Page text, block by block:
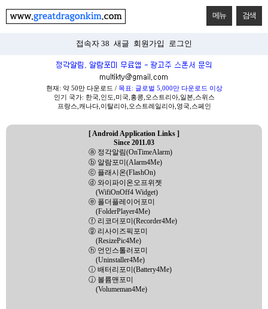
메뉴 검색
접속자 38 새글 회원가입 로그인
현재: 약 50만 다운로드 / 목표: 글로벌 5,000만 다운로드 이상
인기 국가: 한국,인도,미국,홍콩,오스트리아,일본,스위스
프랑스,캐나다,이탈리아,오스트레일리아,영국,스페인
[ Android Application Links ]
Since 2011.03
ⓐ 정각알림(OnTimeAlarm)
ⓑ 알람포미(Alarm4Me)
ⓒ 플래시온(FlashOn)
ⓓ 와이파이온오프위젯
(WifiOnOff4 Widget)
ⓔ 폴더플레이어포미
(FolderPlayer4Me)
ⓕ 리코더포미(Recorder4Me)
ⓖ 리사이즈픽포미
(ResizePic4Me)
ⓗ 언인스톨러포미
(Uninstaller4Me)
ⓘ 배터리포미(Battery4Me)
ⓙ 볼륨맨포미
(Volumeman4Me)